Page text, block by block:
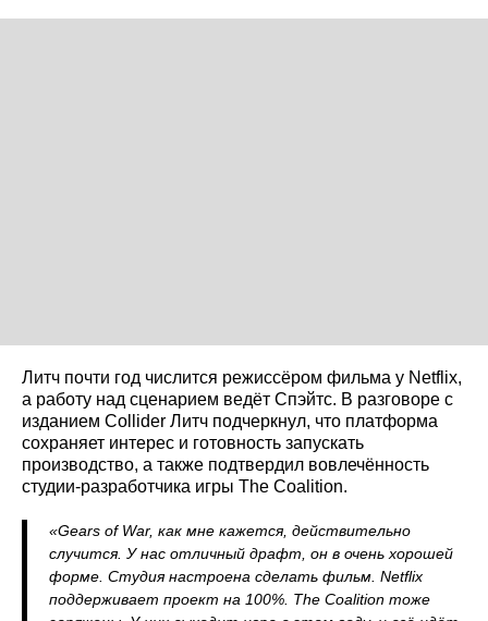
Литч почти год числится режиссёром фильма у Netflix,
а работу над сценарием ведёт Спэйтс. В разговоре с
изданием Collider Литч подчеркнул, что платформа
сохраняет интерес и готовность запускать
производство, а также подтвердил вовлечённость
студии-разработчика игры The Coalition.
«Gears of War, как мне кажется, действительно
случится. У нас отличный драфт, он в очень хорошей
форме. Студия настроена сделать фильм. Netflix
поддерживает проект на 100%. The Coalition тоже